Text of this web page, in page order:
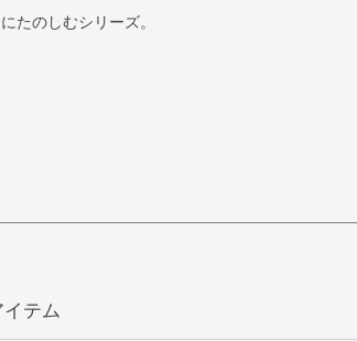
にたのしむシリーズ。